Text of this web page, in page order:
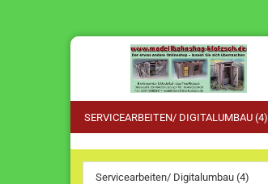
SERVICEARBEITEN/ DIGITALUMBAU (4)
Servicearbeiten/ Digitalumbau (4)